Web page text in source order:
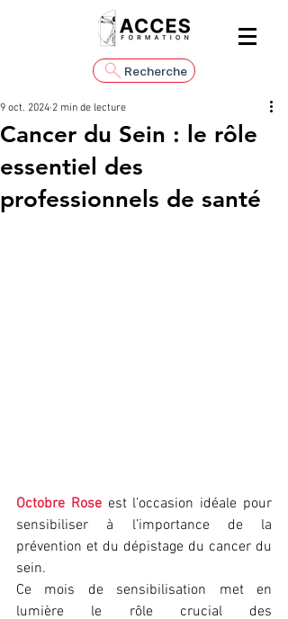
Recherche
Cancer du Sein : le rôle
essentiel des
professionnels de santé
9 oct. 2024 2 min de lecture
Octobre Rose est l’occasion idéale pour
sensibiliser à l’importance de la
prévention et du dépistage du cancer du
sein.
Ce mois de sensibilisation met en
lumière le rôle crucial des